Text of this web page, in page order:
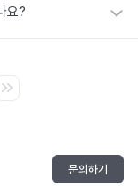
요?
문의하기